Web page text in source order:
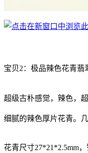
宝贝2：极品辣色花青翡
超级古朴感觉，辣色，
细腻的辣色厚片花青。
花青尺寸27*21*2.5mm